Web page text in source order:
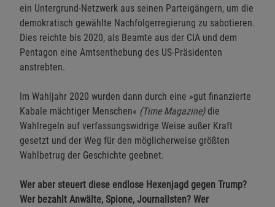
ein Untergrund-Netzwerk aus seinen Parteigängern, um die
demokratisch gewählte Nachfolgerregierung zu sabotieren.
Dies reichte bis 2020, als Beamte aus der CIA und dem
Pentagon eine Amtsenthebung des US-Präsidenten
anstrebten.
Im Wahljahr 2020 wurden dann durch eine »gut finanzierte
Kabale mächtiger Menschen« (Time Magazine)die
Wahlregeln auf verfassungswidrige Weise außer Kraft
gesetzt und der Weg für den möglicherweise größten
Wahlbetrug der Geschichte geebnet.
Wer aber steuert diese endlose Hexenjagd gegen Trump?
Wer bezahlt Anwälte, Spione, Journalisten? Wer